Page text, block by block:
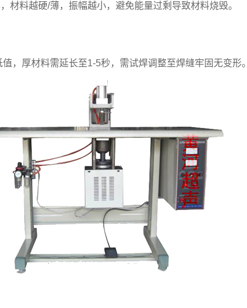
料越硬/薄，振幅越小，避免能量过剩导致材料烧毁。
厚材料需延长至1-5秒，需试焊调整至焊缝牢固无变形。